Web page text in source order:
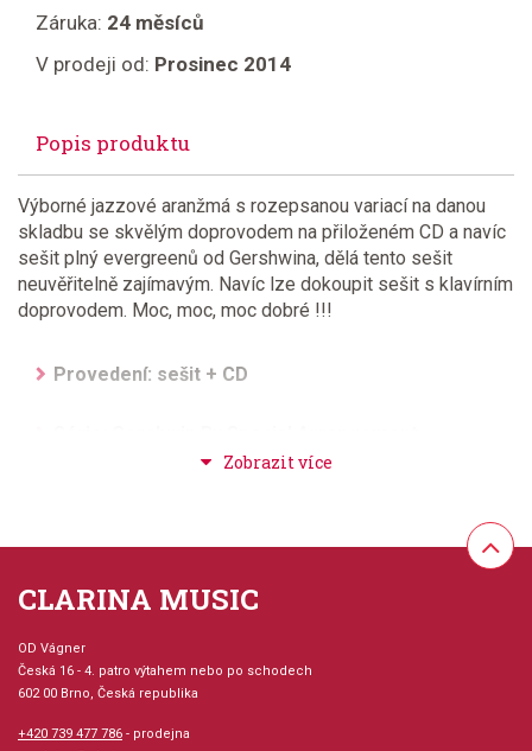
Záruka: 24 měsíců
V prodeji od: Prosinec 2014
Popis produktu
Výborné jazzové aranžmá s rozepsanou variací na danou
skladbu se skvělým doprovodem na přiloženém CD a navíc
sešit plný evergreenů od Gershwina, dělá tento sešit
neuvěřitelně zajímavým. Navíc lze dokoupit sešit s klavírním
doprovodem. Moc, moc, moc dobré !!!
Provedení: sešit + CD
Hudební styl: jazz + blues + ragtime + swing
Velikost (rozměr): 23 x 30 cm
Počet skladeb: 12
Počet stran: 23
CLARINA MUSIC
OD Vágner
Česká 16 - 4. patro výtahem nebo po schodech
602 00 Brno, Česká republika
+420 739 477 786 - prodejna